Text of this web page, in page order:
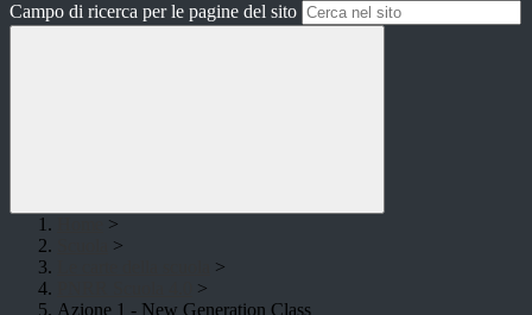
Campo di ricerca per le pagine del sito
>
>
>
>
Azione 1 - New Generation Class